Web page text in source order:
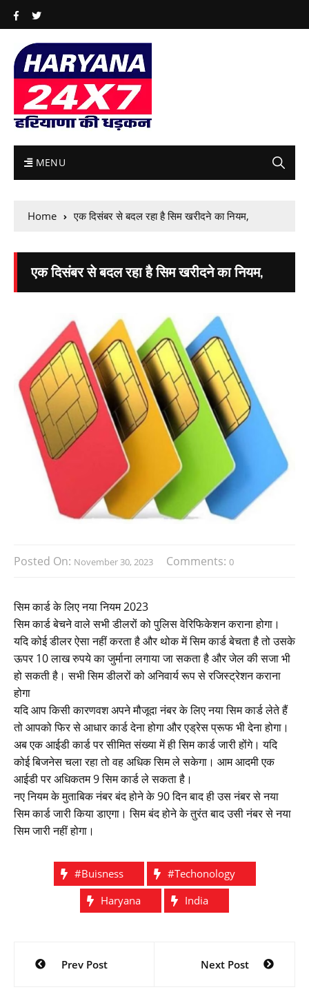
MENU
Home एक दिसंबर से बदल रहा है सिम खरीदने का नियम,
एक दिसंबर से बदल रहा है सिम खरीदने का नियम,
Posted On: November 30, 2023 Comments: 0
सिम कार्ड के लिए नया नियम 2023
सिम कार्ड बेचने वाले सभी डीलरों को पुलिस वेरिफिकेशन कराना होगा।
यदि कोई डीलर ऐसा नहीं करता है और थोक में सिम कार्ड बेचता है तो उसके
ऊपर 10 लाख रुपये का जुर्माना लगाया जा सकता है और जेल की सजा भी
हो सकती है। सभी सिम डीलरों को अनिवार्य रूप से रजिस्ट्रेशन कराना
होगा
यदि आप किसी कारणवश अपने मौजूदा नंबर के लिए नया सिम कार्ड लेते हैं
तो आपको फिर से आधार कार्ड देना होगा और एड्रेस प्रूफ भी देना होगा।
अब एक आईडी कार्ड पर सीमित संख्या में ही सिम कार्ड जारी होंगे। यदि
कोई बिजनेस चला रहा तो वह अधिक सिम ले सकेगा। आम आदमी एक
आईडी पर अधिकतम 9 सिम कार्ड ले सकता है।
नए नियम के मुताबिक नंबर बंद होने के 90 दिन बाद ही उस नंबर से नया
सिम कार्ड जारी किया डाएगा। सिम बंद होने के तुरंत बाद उसी नंबर से नया
सिम जारी नहीं होगा।
#buisness
#techonology
Haryana
India
Post
navigation
Prev Post Next Post